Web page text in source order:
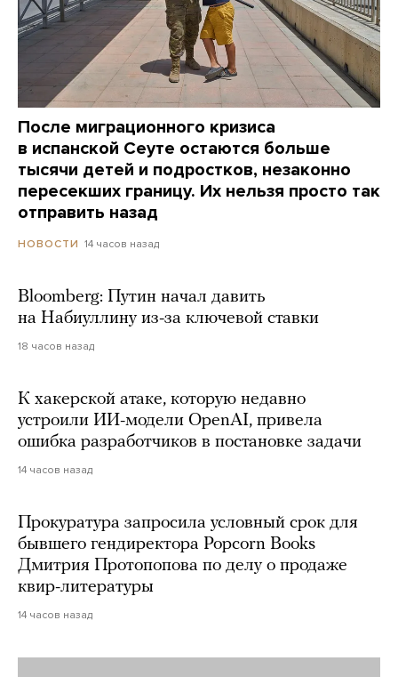
После миграционного кризиса
в испанской Сеуте остаются больше
тысячи детей и подростков, незаконно
пересекших границу. Их нельзя просто так
отправить назад
НОВОСТИ 14 часов назад
Bloomberg: Путин начал давить
на Набиуллину из-за ключевой ставки
18 часов назад
К хакерской атаке, которую недавно
устроили ИИ-модели OpenAI, привела
ошибка разработчиков в постановке задачи
14 часов назад
Прокуратура запросила условный срок для
бывшего гендиректора Popcorn Books
Дмитрия Протопопова по делу о продаже
квир-литературы
14 часов назад